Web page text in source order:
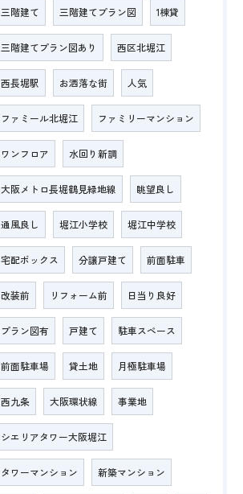
三階建て 三階建てプラン図 1棟貸
三階建てプラン図あり 西区北堀江
西長堀駅 お洒落な街 人気
ファミール北堀江 ファミリーマンション
ワンフロア 水回り新調
大阪メトロ長堀鶴見緑地線 眺望良し
通風良し 堀江小学校 堀江中学校
宅配ボックス 分譲戸建て 前面駐車
改装前 リフォーム前 日当り良好
プラン図有 戸建て 駐車スペース
前面駐車場 貸土地 月極駐車場
西九条 大阪環状線 事業地
シエリアタワー大阪堀江
タワーマンション 新築マンション